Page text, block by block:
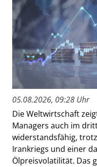
05.08.2026, 09:28 Uhr
Die Weltwirtschaft
Managers auch im
widerstandsfähig,
Irankriegs und einer
Ölpreisvolatilität. Das